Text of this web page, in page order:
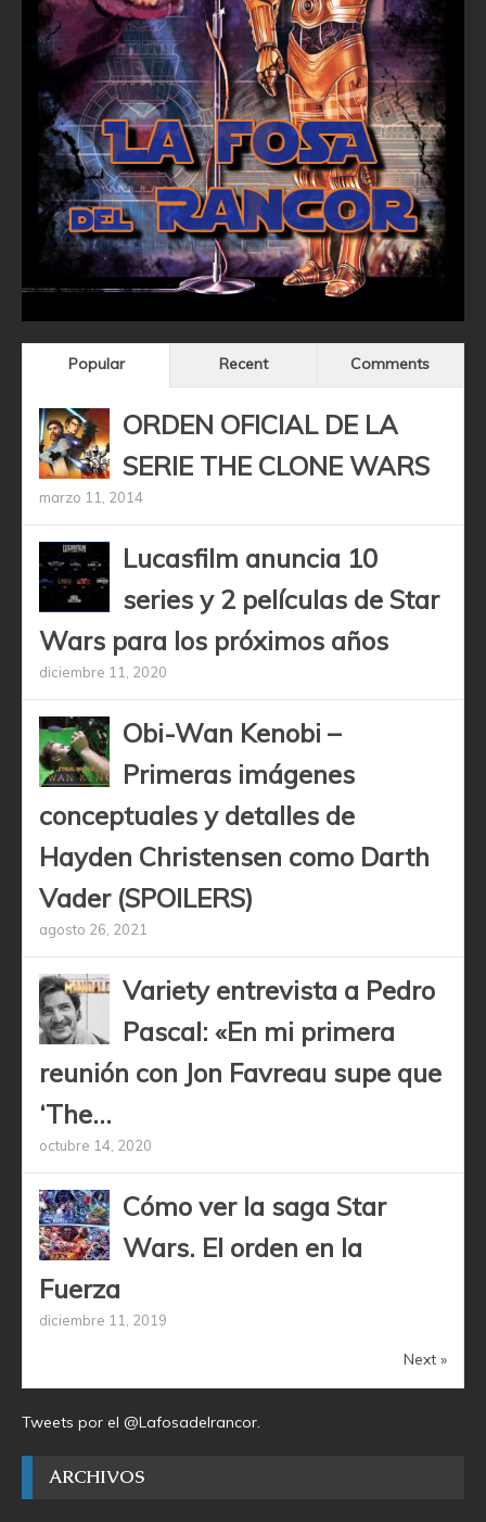
Popular Recent Comments
ORDEN OFICIAL DE LA
SERIE THE CLONE WARS
marzo 11, 2014
Lucasfilm anuncia 10
series y 2 películas de Star
Wars para los próximos años
diciembre 11, 2020
Obi-Wan Kenobi –
Primeras imágenes
conceptuales y detalles de
Hayden Christensen como Darth
Vader (SPOILERS)
agosto 26, 2021
Variety entrevista a Pedro
Pascal: «En mi primera
reunión con Jon Favreau supe que
‘The...
octubre 14, 2020
Cómo ver la saga Star
Wars. El orden en la
Fuerza
diciembre 11, 2019
Next »
Tweets por el @Lafosadelrancor.
ARCHIVOS